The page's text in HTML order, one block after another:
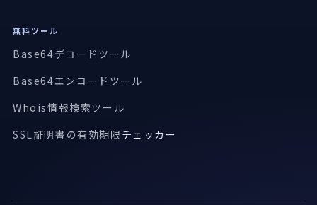
無料ツール
Base64デコードツール
Base64エンコードツール
Whois情報検索ツール
SSL証明書の有効期限 チェッカー